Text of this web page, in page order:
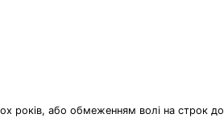
років, або обмеженням волі на строк до